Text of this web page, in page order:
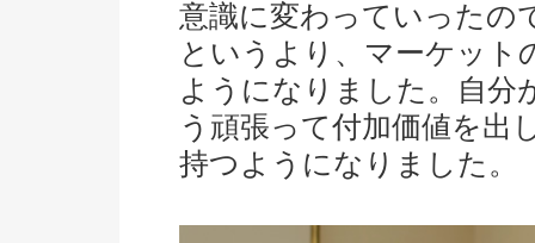
意識に変わっていったの
というより、マーケット
ようになりました。自分
う頑張って付加価値を出
持つようになりました。